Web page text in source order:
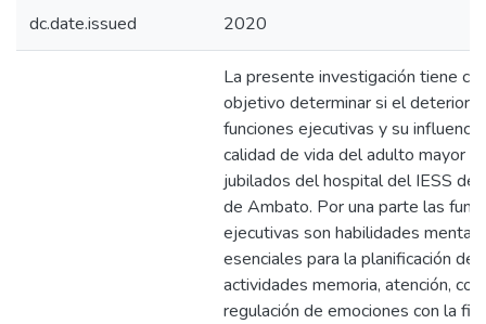
dc.date.issued 2020
La presente investigación tiene
objetivo determinar si el deterioro
funciones ejecutivas y su
calidad de vida del adulto mayor
jubilados del hospital del IESS de
de Ambato. Por una parte las
ejecutivas son habilidades
esenciales para la planificación de
actividades memoria, atención,
regulación de emociones con la